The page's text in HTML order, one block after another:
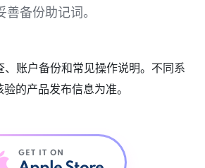
备份助记词。
账户备份和常见操作说明。不同系
的产品发布信息为准。
GET IT ON